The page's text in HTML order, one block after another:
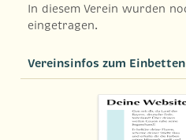
In diesem Verein wurden
eingetragen.
Vereinsinfos zum